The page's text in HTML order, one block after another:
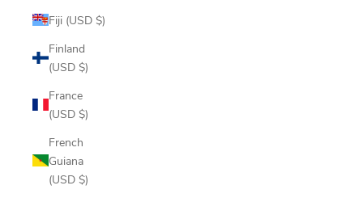
Fiji (USD $)
Finland
(USD $)
France
(USD $)
French
Guiana
(USD $)